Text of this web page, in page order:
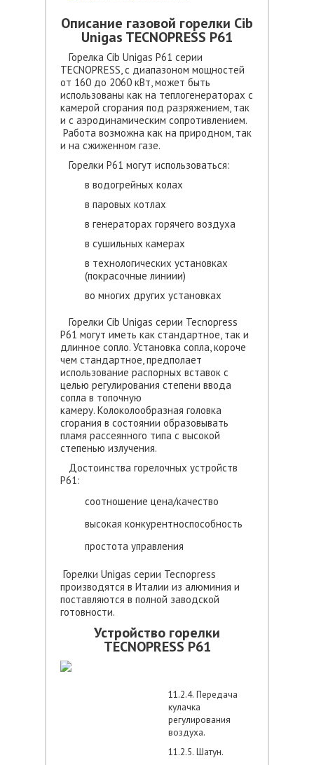
Описание газовой горелки Cib
Unigas TECNOPRESS P61
Горелка Cib Unigas P61 серии
TECNOPRESS, с диапазоном мощностей
от 160 до 2060 кВт, может быть
использованы как на теплогенераторах с
камерой сгорания под разряжением, так
и с аэродинамическим сопротивлением.
Работа возможна как на природном, так
и на сжиженном газе.
Горелки P61 могут использоваться:
в водогрейных колах
в паровых котлах
в генераторах горячего воздуха
в сушильных камерах
в технологических установках
(покрасочные линиии)
во многих других установках
Горелки Cib Unigas серии Tecnopress
P61 могут иметь как стандартное, так и
длинное сопло. Установка сопла, короче
чем стандартное, предполает
использование распорных вставок с
целью регулирования степени ввода
сопла в топочную
камеру. Колоколообразная головка
сгорания в состоянии образовывать
пламя рассеянного типа с высокой
степенью излучения.
Достоинства горелочных устройств
P61:
соотношение цена/качество
высокая конкурентноспособность
простота управления
Горелки Unigas серии Tecnopress
производятся в Италии из алюминия и
поставляются в полной заводской
готовности.
Устройство горелки
TECNOPRESS P61
11.2.4. Передача
кулачка
регулирования
воздуха.
11.2.5. Шатун.